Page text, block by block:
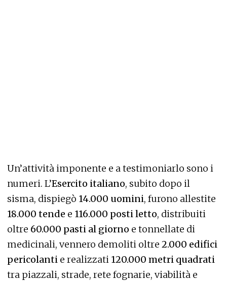
Un’attività imponente e a testimoniarlo sono i
numeri. L’Esercito italiano, subito dopo il
sisma, dispiegò 14.000 uomini, furono allestite
18.000 tende e 116.000 posti letto, distribuiti
oltre 60.000 pasti al giorno e tonnellate di
medicinali, vennero demoliti oltre 2.000 edifici
pericolanti e realizzati 120.000 metri quadrati
tra piazzali, strade, rete fognarie, viabilità e